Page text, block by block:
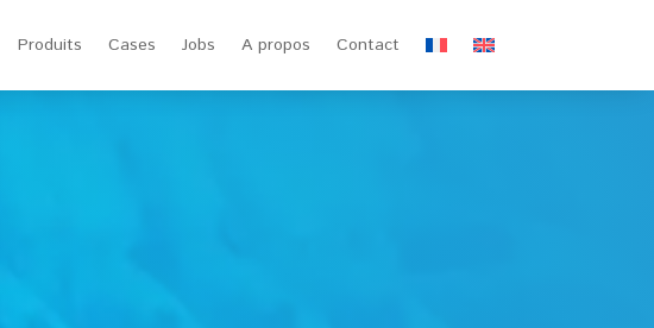
Produits Cases Jobs A propos Contact